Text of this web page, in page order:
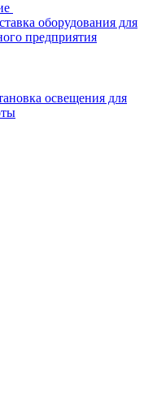
оборудования для
предприятия
освещения для